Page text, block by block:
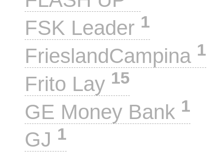
FSK Leader 1
FrieslandCampina 1
Frito Lay 15
GE Money Bank 1
GJ 1